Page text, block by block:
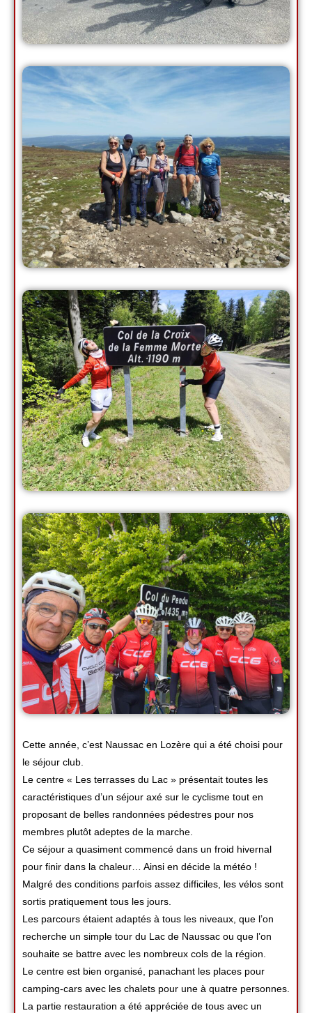
Cette année, c’est Naussac en Lozère qui a été choisi pour
le séjour club.
Le centre « Les terrasses du Lac » présentait toutes les
caractéristiques d’un séjour axé sur le cyclisme tout en
proposant de belles randonnées pédestres pour nos
membres plutôt adeptes de la marche.
Ce séjour a quasiment commencé dans un froid hivernal
pour finir dans la chaleur… Ainsi en décide la météo !
Malgré des conditions parfois assez difficiles, les vélos sont
sortis pratiquement tous les jours.
Les parcours étaient adaptés à tous les niveaux, que l’on
recherche un simple tour du Lac de Naussac ou que l’on
souhaite se battre avec les nombreux cols de la région.
Le centre est bien organisé, panachant les places pour
camping-cars avec les chalets pour une à quatre personnes.
La partie restauration a été appréciée de tous avec un